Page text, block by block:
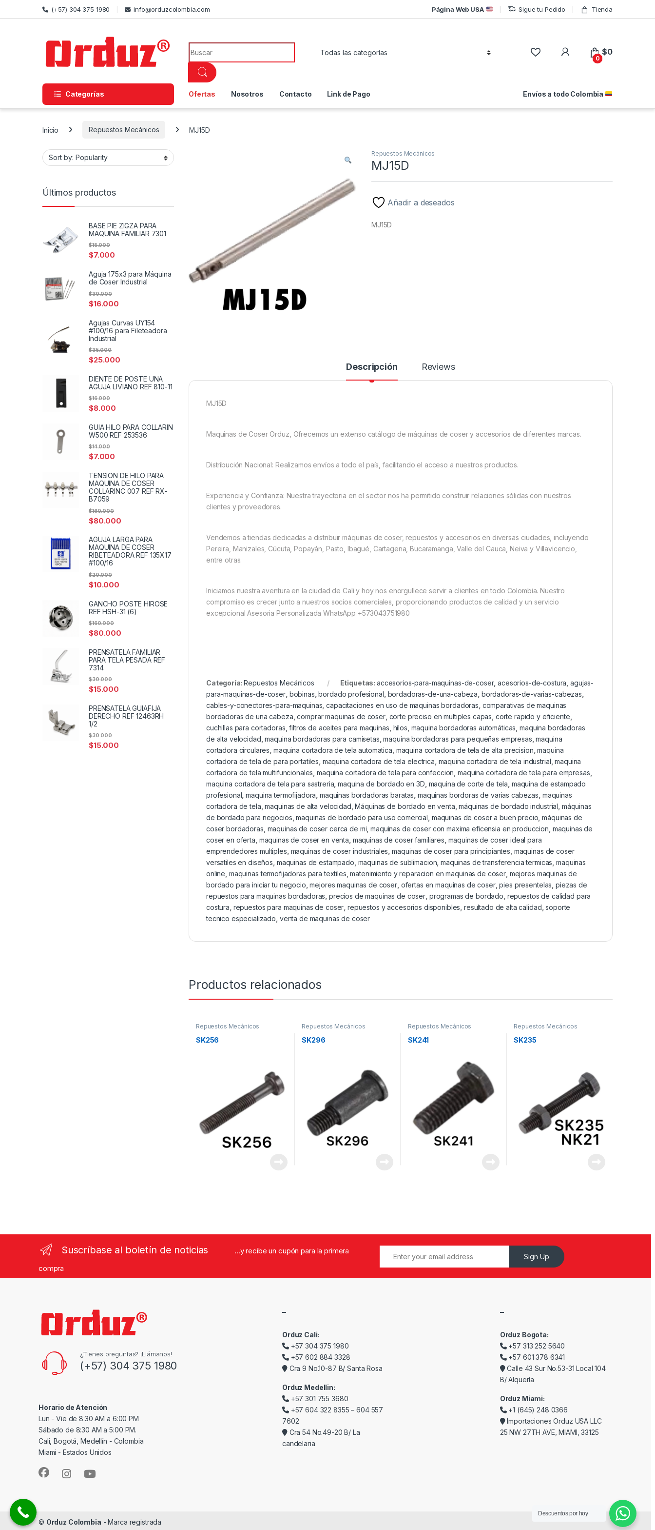
Skip to navigation
Skip to content (+57) 304 375 1980 info@orduzcolombia.com Página Web USA Sigue tu Pedido Tienda
Search for:
0
$0
Categorías Ofertas Nosotros Contacto Link de Pago Envíos a todo Colombia
Inicio Repuestos Mecánicos MJ15D
Repuestos Mecánicos
MJ15D
Añadir a deseados
MJ15D
Descripción Reviews
MJ15D
Maquinas de Coser Orduz, Ofrecemos un extenso catálogo de máquinas de coser y accesorios de diferentes marcas.
Distribución Nacional: Realizamos envíos a todo el país, facilitando el acceso a nuestros productos.
Experiencia y Confianza: Nuestra trayectoria en el sector nos ha permitido construir relaciones sólidas con nuestros
clientes y proveedores.
Vendemos a tiendas dedicadas a distribuir máquinas de coser, repuestos y accesorios en diversas ciudades, incluyendo
Pereira, Manizales, Cúcuta, Popayán, Pasto, Ibagué, Cartagena, Bucaramanga, Valle del Cauca, Neiva y Villavicencio,
entre otras.
Iniciamos nuestra aventura en la ciudad de Cali y hoy nos enorgullece servir a clientes en todo Colombia. Nuestro
compromiso es crecer junto a nuestros socios comerciales, proporcionando productos de calidad y un servicio
excepcional Asesoria Personalizada WhatsApp +573043751980
Categoría:Repuestos Mecánicos Etiquetas: accesorios-para-maquinas-de-coser,acesorios-de-costura ,agujas-
para-maquinas-de-coser, bobinas ,bordado profesional bordadoras-de-una-cabeza bordadoras-de-varias-cabezas
cables-y-conectores-para-maquinas ,capacitaciones en uso de maquinas bordadoras comparativas de maquinas
bordadoras de una cabeza ,comprar maquinas de coser, corte preciso en multiples capas corte rapido y eficiente
cuchillas para cortadoras ,filtros de aceites para maquinas hilos maquina bordadoras automáticas ,maquina bordadoras
de alta velocidad ,maquina bordadoras para camisetas ,maquina bordadoras para pequeñas empresas ,maquina
cortadora circulares maquina cortadora de tela automatica maquina cortadora de tela de alta precision ,maquina
cortadora de tela de para portatiles maquina cortadora de tela electrica maquina cortadora de tela industrial ,maquina
cortadora de tela multifuncionales maquina cortadora de tela para confeccion maquina cortadora de tela para empresas
maquina cortadora de tela para sastreria ,maquina de bordado en 3D maquina de corte de tela maquina de estampado
profesional ,maquina termofijadora maquinas bordadoras baratas maquinas bordoras de varias cabezas maquinas
cortadora de tela ,maquinas de alta velocidad ,Máquinas de bordado en venta ,máquinas de bordado industrial máquinas
de bordado para negocios ,maquinas de bordado para uso comercial maquinas de coser a buen precio ,máquinas de
coser bordadoras maquinas de coser cerca de mi ,maquinas de coser con maxima eficensia en produccion maquinas de
coser en oferta maquinas de coser en venta maquinas de coser familiares maquinas de coser ideal para
emprendedores multiples maquinas de coser industriales ,maquinas de coser para principiantes maquinas de coser
versatiles en diseños maquinas de estampado maquinas de sublimacion ,maquinas de transferencia termicas ,maquinas
online maquinas termofijadoras para textiles ,matenimiento y reparacion en maquinas de coser mejores maquinas de
bordado para iniciar tu negocio ,mejores maquinas de coser, ofertas en maquinas de coser,pies presentelas piezas de
repuestos para maquinas bordadoras precios de maquinas de coser programas de bordado repuestos de calidad para
costura repuestos para maquinas de coser ,repuestos y accesorios disponibles ,resultado de alta calidad ,soporte
tecnico especializado venta de maquinas de coser
Productos relacionados
Repuestos Mecánicos
SK256
Repuestos Mecánicos
SK296
Repuestos Mecánicos
SK241
Repuestos Mecánicos
SK235
Últimos productos
BASE PIE ZIGZA PARA
MAQUINA FAMILIAR 7301
$7.000
$15.000
Aguja 175x3 para Máquina
de Coser Industrial
$16.000
$30.000
Agujas Curvas UY154
#100/16 para Fileteadora
Industrial
$25.000
$35.000
DIENTE DE POSTE UNA
AGUJA LIVIANO REF 810-11
$8.000
$16.000
GUIA HILO PARA COLLARIN
W500 REF 253536
$7.000
$14.000
TENSION DE HILO PARA
MAQUINA DE COSER
COLLARINC 007 REF RX-
B7059
$80.000
$160.000
AGUJA LARGA PARA
MAQUINA DE COSER
RIBETEADORA REF 135X17
#100/16
$10.000
$20.000
GANCHO POSTE HIROSE
REF HSH-31 (6)
$80.000
$160.000
PRENSATELA FAMILIAR
PARA TELA PESADA REF
7314
$15.000
$30.000
PRENSATELA GUIAFIJA
DERECHO REF 12463RH
1/2
$15.000
$30.000
Suscríbase al boletín de noticias
...y recibe un cupón para la primera
compra
Sign Up
¿Tienes preguntas? ¡Llámanos!
(+57) 304 375 1980
Horario de Atención
Lun - Vie de 8:30 AM a 6:00 PM
Sábado de 8:30 AM a 5:00 PM.
Cali, Bogotá, Medellín - Colombia
Miami - Estados Unidos
–
Orduz Cali:
+57 304 375 1980
+57 602 884 3328
Cra 9 No.10-87 B/ Santa Rosa
Orduz Medellin:
+57 301 755 3680
+57 604 322 8355 – 604 557
7602
Cra 54 No.49-20 B/ La
candelaria
–
Orduz Bogota:
+57 313 252 5640
+57 601 378 6341
Calle 43 Sur No.53-31 Local 104
B/ Alquería
Orduz Miami:
+1 (645) 248 0366
Importaciones Orduz USA LLC
25 NW 27TH AVE, MIAMI, 33125
© Orduz Colombia - Marca registrada
Descuentos por hoy